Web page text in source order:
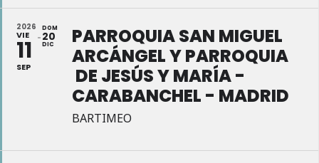
2026
VIE
11
SEP
DOM
20
DIC
PARROQUIA SAN MIGUEL
ARCÁNGEL Y PARROQUIA
DE JESÚS Y MARÍA -
CARABANCHEL - MADRID
BARTIMEO